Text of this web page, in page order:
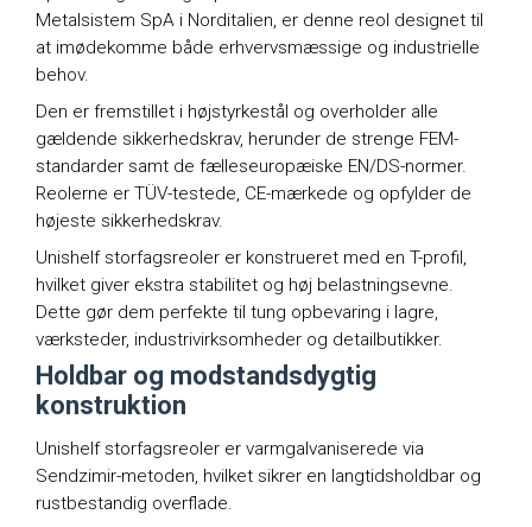
Metalsistem SpA i Norditalien, er denne reol designet til
at imødekomme både erhvervsmæssige og industrielle
behov.
Den er fremstillet i højstyrkestål og overholder alle
gældende sikkerhedskrav, herunder de strenge FEM-
standarder samt de fælleseuropæiske EN/DS-normer.
Reolerne er TÜV-testede, CE-mærkede og opfylder de
højeste sikkerhedskrav.
Unishelf storfagsreoler er konstrueret med en T-profil,
hvilket giver ekstra stabilitet og høj belastningsevne.
Dette gør dem perfekte til tung opbevaring i lagre,
værksteder, industrivirksomheder og detailbutikker.
Holdbar og modstandsdygtig
konstruktion
Unishelf storfagsreoler er varmgalvaniserede via
Sendzimir-metoden, hvilket sikrer en langtidsholdbar og
rustbestandig overflade.